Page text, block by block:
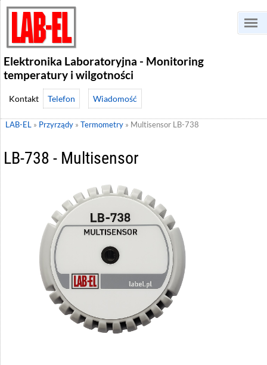
Elektronika Laboratoryjna - Monitoring
temperatury i wilgotności
Telefon Wiadomość
LAB-EL » Przyrządy » Termometry » Multisensor LB-738
LB-738 - Multisensor